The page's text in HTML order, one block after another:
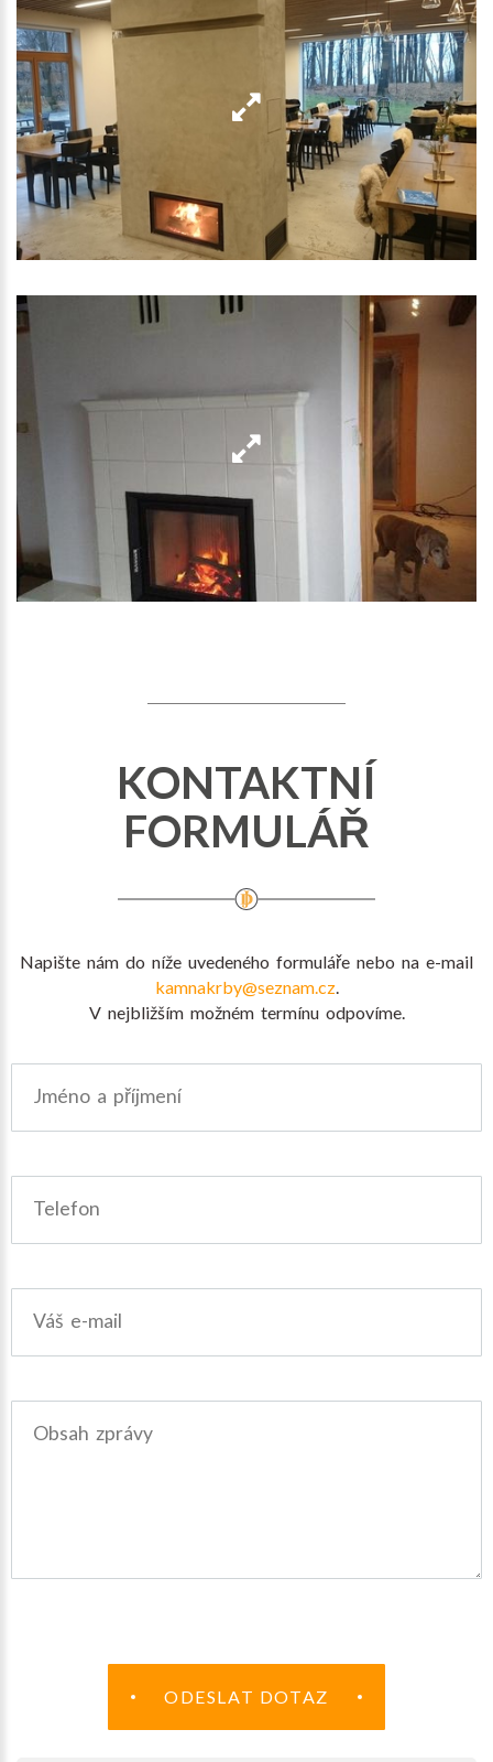
KONTAKTNÍ
FORMULÁŘ
Napište nám do níže uvedeného formuláře nebo na e-mail
kamnakrby@seznam.cz.
V nejbližším možném termínu odpovíme.
Jméno a příjmení
Telefon
Váš e-mail
Obsah zprávy
ODESLAT DOTAZ